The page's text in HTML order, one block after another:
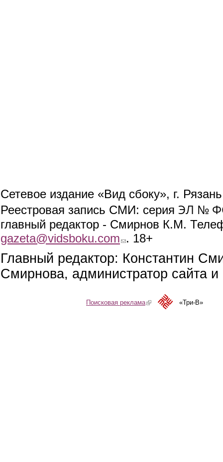
Сетевое издание «Вид сбоку», г.
Реестровая запись СМИ: серия ЭЛ №
главный редактор - Смирнов К.М.
gazeta@vidsboku.com (link sends e-mail)
. 18+
Главный редактор: Константин
Смирнова, администратор сайта
Поисковая реклама(link is external)«Три-В»